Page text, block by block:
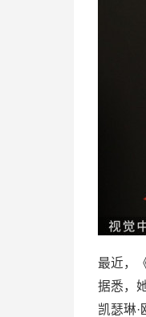
最近，
据悉，
凯瑟琳·